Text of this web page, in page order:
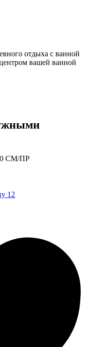
отдыха с ванной
вашей ванной
СМ/ПР
12